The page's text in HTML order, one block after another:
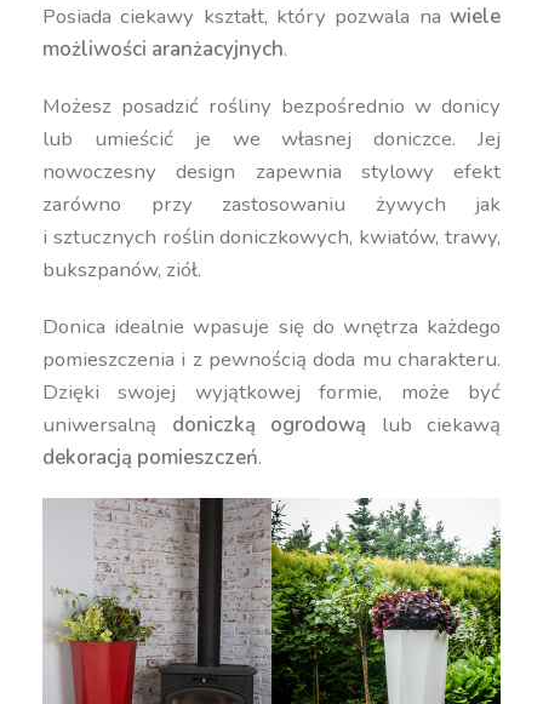
Posiada ciekawy kształt, który pozwala na wiele
możliwości aranżacyjnych.
Możesz posadzić rośliny bezpośrednio w donicy
lub umieścić je we własnej doniczce. Jej
nowoczesny design zapewnia stylowy efekt
zarówno przy zastosowaniu żywych jak
i sztucznych roślin doniczkowych, kwiatów, trawy,
bukszpanów, ziół.
Donica idealnie wpasuje się do wnętrza każdego
pomieszczenia i z pewnością doda mu charakteru.
Dzięki swojej wyjątkowej formie, może być
uniwersalną doniczką ogrodową lub ciekawą
dekoracją pomieszczeń.